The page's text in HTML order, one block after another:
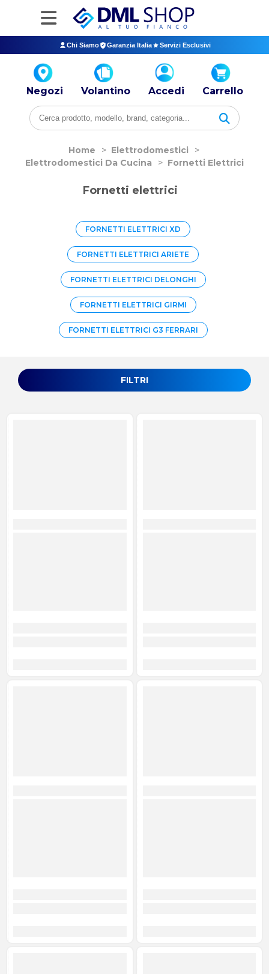
Chi Siamo Garanzia Italia Servizi Esclusivi
Negozi Volantino Accedi Carrello
Home > Elettrodomestici
>
Elettrodomestici Da Cucina
> Fornetti Elettrici
FILTRI
Fornetti elettrici
FORNETTI ELETTRICI XD
FORNETTI ELETTRICI ARIETE
FORNETTI ELETTRICI DELONGHI
FORNETTI ELETTRICI GIRMI
FORNETTI ELETTRICI G3 FERRARI